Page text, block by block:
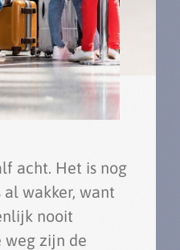
acht. Het is nog
wakker, want
nooit
weg zijn de